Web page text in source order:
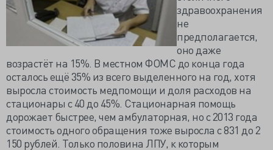
здравоохранения
не
предполагается,
оно даже
возрастёт на 15%. В местном ФОМС до конца года
осталось ещё 35% из всего выделенного на год, хотя
выросла стоимость медпомощи и доля расходов на
стационары с 40 до 45%. Стационарная помощь
дорожает быстрее, чем амбулаторная, но с 2013 года
стоимость одного обращения тоже выросла с 831 до 2
150 рублей. Только половина ЛПУ, к которым